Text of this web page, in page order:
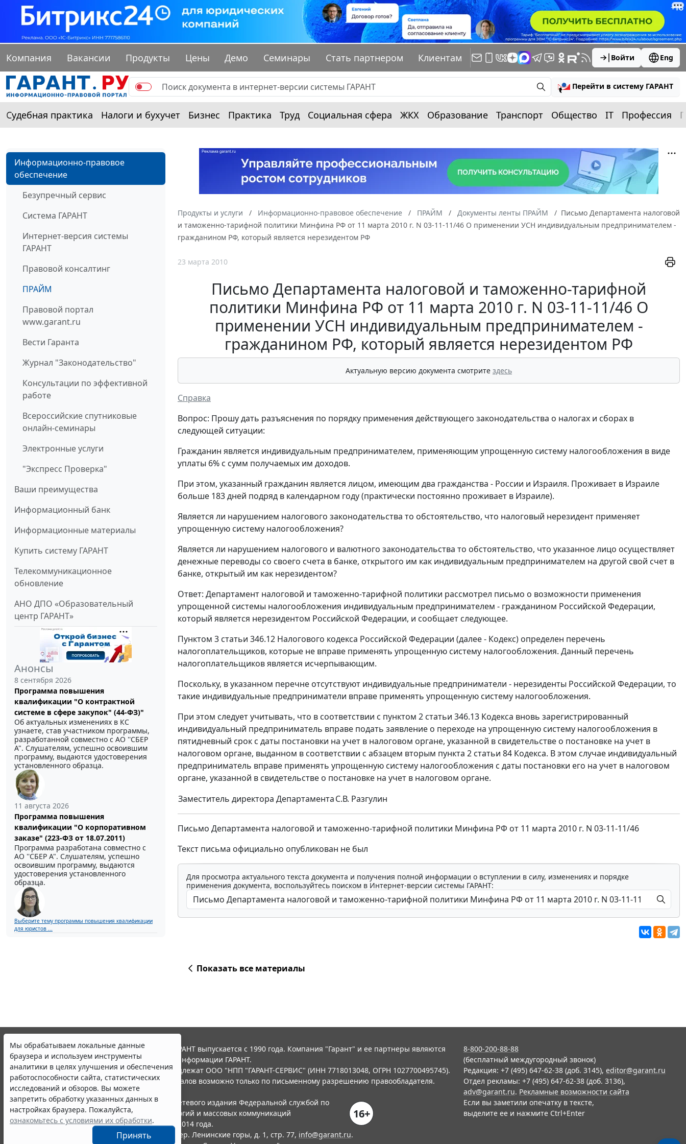
Компания Вакансии Продукты Цены Демо Семинары Стать партнером Клиентам Войти Eng
Перейти в систему ГАРАНТ
Судебная практика Налоги и бухучет Бизнес Практика Труд Социальная сфера ЖКХ Образование Транспорт Общество IT Профессия
Информационно-правовое
обеспечение
Безупречный сервис
Система ГАРАНТ
Интернет-версия системы
ГАРАНТ
Правовой консалтинг
ПРАЙМ
Правовой портал
www.garant.ru
Вести Гаранта
Журнал "Законодательство"
Консультации по эффективной
работе
Всероссийские спутниковые
онлайн-семинары
Электронные услуги
"Экспресс Проверка"
Ваши преимущества
Информационный банк
Информационные материалы
Купить систему ГАРАНТ
Телекоммуникационное
обновление
АНО ДПО «Образовательный
центр ГАРАНТ»
Анонсы
8 сентября 2026
Программа повышения
квалификации "О контрактной
системе в сфере закупок" (44-ФЗ)"
Об актуальных изменениях в КС
узнаете, став участником программы,
разработанной совместно с АО ''СБЕР
А". Слушателям, успешно освоившим
программу, выдаются удостоверения
установленного образца.
11 августа 2026
Программа повышения
квалификации "О корпоративном
заказе" (223-ФЗ от 18.07.2011)
Программа разработана совместно с
АО ''СБЕР А". Слушателям, успешно
освоившим программу, выдаются
удостоверения установленного
образца.
Выберите тему программы повышения квалификации
для юристов ...
Продукты и услуги Информационно-правовое обеспечение ПРАЙМ Документы ленты ПРАЙМ
Письмо Департамента налоговой
и таможенно-тарифной политики Минфина РФ от 11 марта 2010 г. N 03-11-11/46 О применении УСН индивидуальным предпринимателем -
гражданином РФ, который является нерезидентом РФ
23 марта 2010
Письмо Департамента налоговой и таможенно-тарифной
политики Минфина РФ от 11 марта 2010 г. N 03-11-11/46 О
применении УСН индивидуальным предпринимателем -
гражданином РФ, который является нерезидентом РФ
Актуальную версию документа смотрите здесь
Справка
Вопрос: Прошу дать разъяснения по порядку применения действующего законодательства о налогах и сборах в
следующей ситуации:
Гражданин является индивидуальным предпринимателем, применяющим упрощенную систему налогообложения в виде
уплаты 6% с сумм получаемых им доходов.
При этом, указанный гражданин является лицом, имеющим два гражданства - России и Израиля. Проживает в Израиле
больше 183 дней подряд в календарном году (практически постоянно проживает в Израиле).
Является ли нарушением налогового законодательства то обстоятельство, что налоговый нерезидент применяет
упрощенную систему налогообложения?
Является ли нарушением налогового и валютного законодательства то обстоятельство, что указанное лицо осуществляет
денежные переводы со своего счета в банке, открытого им как индивидуальным предпринимателем на другой свой счет в
банке, открытый им как нерезидентом?
Ответ: Департамент налоговой и таможенно-тарифной политики рассмотрел письмо о возможности применения
упрощенной системы налогообложения индивидуальным предпринимателем - гражданином Российской Федерации,
который является нерезидентом Российской Федерации, и сообщает следующее.
Пунктом 3 статьи 346.12 Налогового кодекса Российской Федерации (далее - Кодекс) определен перечень
налогоплательщиков, которые не вправе применять упрощенную систему налогообложения. Данный перечень
налогоплательщиков является исчерпывающим.
Поскольку, в указанном перечне отсутствуют индивидуальные предприниматели - нерезиденты Российской Федерации, то
такие индивидуальные предприниматели вправе применять упрощенную систему налогообложения.
При этом следует учитывать, что в соответствии с пунктом 2 статьи 346.13 Кодекса вновь зарегистрированный
индивидуальный предприниматель вправе подать заявление о переходе на упрощенную систему налогообложения в
пятидневный срок с даты постановки на учет в налоговом органе, указанной в свидетельстве о постановке на учет в
налоговом органе, выданном в соответствии с абзацем вторым пункта 2 статьи 84 Кодекса. В этом случае индивидуальный
предприниматель вправе применять упрощенную систему налогообложения с даты постановки его на учет в налоговом
органе, указанной в свидетельстве о постановке на учет в налоговом органе.
Заместитель директора ДепартаментаС.В. Разгулин
Письмо Департамента налоговой и таможенно-тарифной политики Минфина РФ от 11 марта 2010 г. N 03-11-11/46
Текст письма официально опубликован не был
Для просмотра актуального текста документа и получения полной информации о вступлении в силу, изменениях и порядке
применения документа, воспользуйтесь поиском в Интернет-версии системы ГАРАНТ:
Показать все материалы
Мы обрабатываем локальные данные
браузера и используем инструменты
аналитики в целях улучшения и обеспечения
работоспособности сайта, статистических
исследований и обзоров. Вы можете
запретить обработку указанных данных в
настройках браузера. Пожалуйста,
ознакомьтесь с условиями их обработки.
Принять
© ООО "НПП "ГАРАНТ-СЕРВИС", 2026. Система ГАРАНТ выпускается с 1990 года. Компания "Гарант" и ее партнеры являются
участниками Российской ассоциации правовой информации ГАРАНТ.
Все права на материалы сайта ГАРАНТ.РУ принадлежат ООО "НПП "ГАРАНТ-СЕРВИС" (ИНН 7718013048, ОГРН 1027700495745).
Полное или частичное воспроизведение материалов возможно только по письменному разрешению правообладателя.
Правила использования портала.
Портал ГАРАНТ.РУ зарегистрирован в качестве сетевого издания Федеральной службой по
надзору в сфере связи,информационных технологий и массовых коммуникаций
(Роскомнадзором), Эл № ФС77-58365 от 18 июня 2014 года.
16+
ООО "НПП "ГАРАНТ-СЕРВИС", 119234, г. Москва, тер. Ленинские горы, д. 1, стр. 77, info@garant.ru.
8-800-200-88-88
(бесплатный междугородный звонок)
Редакция: +7 (495) 647-62-38 (доб. 3145), editor@garant.ru
Отдел рекламы: +7 (495) 647-62-38 (доб. 3136),
adv@garant.ru. Рекламные возможности сайта
Если вы заметили опечатку в тексте,
выделите ее и нажмите Ctrl+Enter